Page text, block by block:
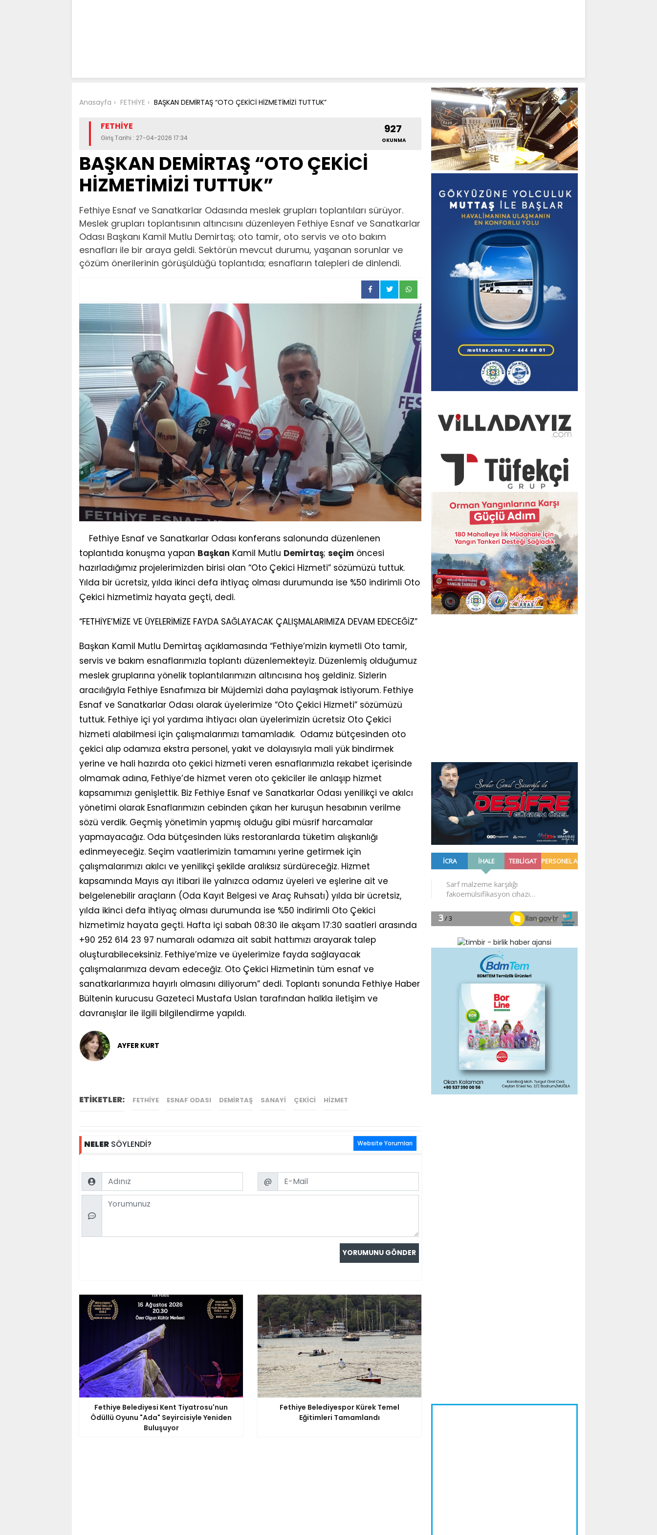
Anasayfa FETHİYE BAŞKAN DEMİRTAŞ “OTO ÇEKİCİ HİZMETİMİZİ TUTTUK”
FETHİYE
Giriş Tarihi : 27-04-2026 17:34
927
OKUNMA
BAŞKAN DEMİRTAŞ “OTO ÇEKİCİ
HİZMETİMİZİ TUTTUK”
Fethiye Esnaf ve Sanatkarlar Odasında meslek grupları toplantıları sürüyor.
Meslek grupları toplantısının altıncısını düzenleyen Fethiye Esnaf ve Sanatkarlar
Odası Başkanı Kamil Mutlu Demirtaş; oto tamir, oto servis ve oto bakım
esnafları ile bir araya geldi. Sektörün mevcut durumu, yaşanan sorunlar ve
çözüm önerilerinin görüşüldüğü toplantıda; esnafların talepleri de dinlendi.
Fethiye Esnaf ve Sanatkarlar Odası konferans salonunda düzenlenen
toplantıda konuşma yapan Başkan Kamil Mutlu Demirtaş; seçim öncesi
hazırladığımız projelerimizden birisi olan “Oto Çekici Hizmeti” sözümüzü tuttuk.
Yılda bir ücretsiz, yılda ikinci defa ihtiyaç olması durumunda ise %50 indirimli Oto
Çekici hizmetimiz hayata geçti, dedi.
“FETHİYE’MİZE VE ÜYELERİMİZE FAYDA SAĞLAYACAK ÇALIŞMALARIMIZA DEVAM EDECEĞİZ”
Başkan Kamil Mutlu Demirtaş açıklamasında “Fethiye’mizin kıymetli Oto tamir,
servis ve bakım esnaflarımızla toplantı düzenlemekteyiz. Düzenlemiş olduğumuz
meslek gruplarına yönelik toplantılarımızın altıncısına hoş geldiniz. Sizlerin
aracılığıyla Fethiye Esnafımıza bir Müjdemizi daha paylaşmak istiyorum. Fethiye
Esnaf ve Sanatkarlar Odası olarak üyelerimize “Oto Çekici Hizmeti” sözümüzü
tuttuk. Fethiye içi yol yardıma ihtiyacı olan üyelerimizin ücretsiz Oto Çekici
hizmeti alabilmesi için çalışmalarımızı tamamladık. Odamız bütçesinden oto
çekici alıp odamıza ekstra personel, yakıt ve dolayısıyla mali yük bindirmek
yerine ve hali hazırda oto çekici hizmeti veren esnaflarımızla rekabet içerisinde
olmamak adına, Fethiye’de hizmet veren oto çekiciler ile anlaşıp hizmet
kapsamımızı genişlettik. Biz Fethiye Esnaf ve Sanatkarlar Odası yenilikçi ve akılcı
yönetimi olarak Esnaflarımızın cebinden çıkan her kuruşun hesabının verilme
sözü verdik. Geçmiş yönetimin yapmış olduğu gibi müsrif harcamalar
yapmayacağız. Oda bütçesinden lüks restoranlarda tüketim alışkanlığı
edinmeyeceğiz. Seçim vaatlerimizin tamamını yerine getirmek için
çalışmalarımızı akılcı ve yenilikçi şekilde aralıksız sürdüreceğiz. Hizmet
kapsamında Mayıs ayı itibari ile yalnızca odamız üyeleri ve eşlerine ait ve
belgelenebilir araçların (Oda Kayıt Belgesi ve Araç Ruhsatı) yılda bir ücretsiz,
yılda ikinci defa ihtiyaç olması durumunda ise %50 indirimli Oto Çekici
hizmetimiz hayata geçti. Hafta içi sabah 08:30 ile akşam 17:30 saatleri arasında
+90 252 614 23 97 numaralı odamıza ait sabit hattımızı arayarak talep
oluşturabileceksiniz. Fethiye’mize ve üyelerimize fayda sağlayacak
çalışmalarımıza devam edeceğiz. Oto Çekici Hizmetinin tüm esnaf ve
sanatkarlarımıza hayırlı olmasını diliyorum” dedi. Toplantı sonunda Fethiye Haber
Bültenin kurucusu Gazeteci Mustafa Uslan tarafından halkla iletişim ve
davranışlar ile ilgili bilgilendirme yapıldı.
AYFER KURT
ETİKETLER: FETHIYE ESNAF ODASI DEMIRTAŞ SANAYI ÇEKICI HIZMET
NELER SÖYLENDİ? Website Yorumları
Name Email
@
Comment
Fethiye Belediyesi Kent Tiyatrosu'nun
Ödüllü Oyunu "Ada" Seyircisiyle Yeniden
Buluşuyor
Fethiye Belediyespor Kürek Temel
Eğitimleri Tamamlandı